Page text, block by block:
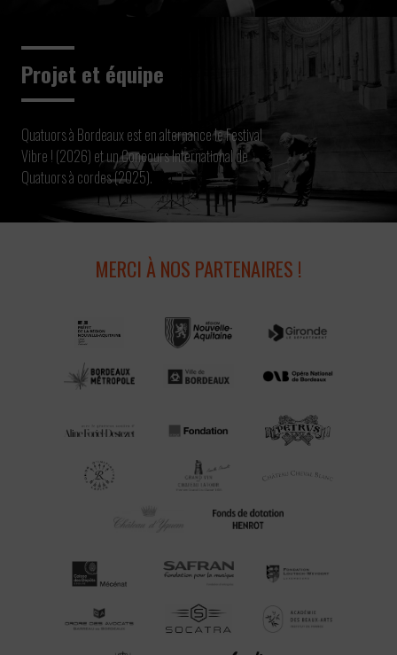
Projet et équipe
Quatuors à Bordeaux est en alternance le Festival
Vibre ! (2026) et un Concours International de
Quatuors à cordes (2025).
MERCI À NOS PARTENAIRES !